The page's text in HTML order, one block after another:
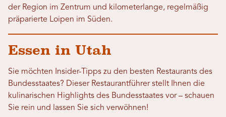
der Region im Zentrum und kilometerlange, regelmäßig
präparierte Loipen im Süden.
Essen in Utah
Sie möchten Insider-Tipps zu den besten Restaurants des
Bundesstaates? Dieser Restaurantführer stellt Ihnen die
kulinarischen Highlights des Bundesstaates vor – schauen
Sie rein und lassen Sie sich verwöhnen!